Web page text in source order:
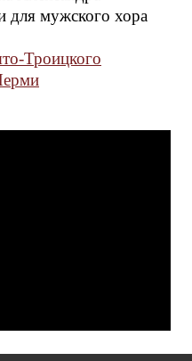
для мужского хора
Троицкого